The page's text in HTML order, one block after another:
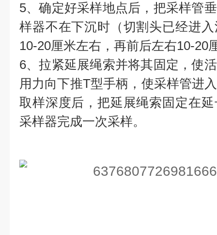
5、确定好采样地点后，把采样管
样器不在下沉时（切割头已经进
10-20厘米左右，再前后左右10-20
6、拉紧延展绳索并将其固定，使
用力向下推T型手柄，使采样管进
取样深度后，把延展绳索固定在
采样器完成一次采样。